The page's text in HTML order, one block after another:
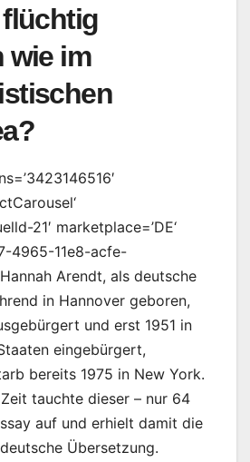
wie im
21′ marketplace=’DE‘
4965-11e8-acfe-
Arendt, als deutsche
in Hannover geboren,
und erst 1951 in
eingebürgert,
bereits 1975 in New York.
tauchte dieser – nur 64
auf und erhielt damit die
Übersetzung.